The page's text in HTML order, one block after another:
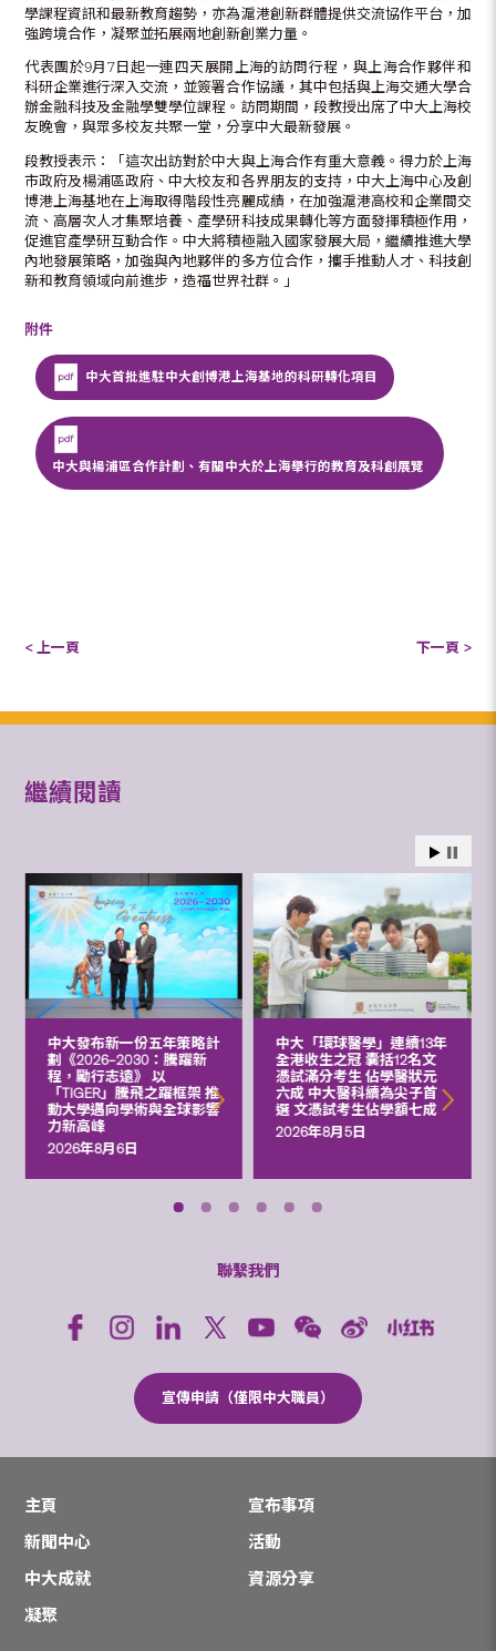
學課程資訊和最新教育趨勢，亦為滬港創新群體提供交流協作平台，加
強跨境合作，凝聚並拓展兩地創新創業力量。
代表團於9月7日起一連四天展開上海的訪問行程，與上海合作夥伴和
科研企業進行深入交流，並簽署合作協議，其中包括與上海交通大學合
辦金融科技及金融學雙學位課程。訪問期間，段教授出席了中大上海校
友晚會，與眾多校友共聚一堂，分享中大最新發展。
段教授表示：「這次出訪對於中大與上海合作有重大意義。得力於上海
市政府及楊浦區政府、中大校友和各界朋友的支持，中大上海中心及創
博港上海基地在上海取得階段性亮麗成績，在加強滬港高校和企業間交
流、高層次人才集聚培養、產學研科技成果轉化等方面發揮積極作用，
促進官產學研互動合作。中大將積極融入國家發展大局，繼續推進大學
內地發展策略，加強與內地夥伴的多方位合作，攜手推動人才、科技創
新和教育領域向前進步，造福世界社群。」
附件
中大首批進駐中大創博港上海基地的科研轉化項目
中大與楊浦區合作計劃、有關中大於上海舉行的教育及科創展覽
< 上一頁 下一頁 >
繼續閱讀
中大發布新一份五年策略計
劃《2026‒2030：騰躍新
程，勵行志遠》 以
「TIGER」騰飛之躍框架 推
動大學邁向學術與全球影響
力新高峰
2026年8月6日
中大「環球醫學」連續13年
全港收生之冠 囊括12名文
憑試滿分考生 佔學醫狀元
六成 中大醫科續為尖子首
選 文憑試考生佔學額七成
2026年8月5日
聯繫我們
宣傳申請（僅限中大職員）
主頁
宣布事項
新聞中心
活動
中大成就
資源分享
凝聚